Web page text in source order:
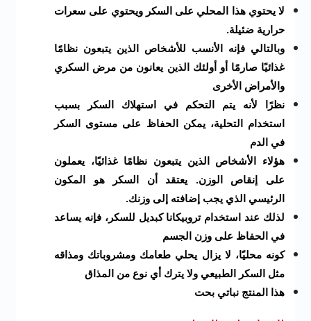
لا يحتوي هذا المحلي على السكر ويحتوي على سعرات
حرارية ضئيلة.
وبالتالي فإنه الأنسب للأشخاص الذين يتبعون نظامًا
غذائيًا صارمًا أو أولئك الذين يعانون من مرض السكري
والأمراض الأخرى
نظرًا لأنه يتم التحكم في استهلاك السكر بسبب
استخدام التحلية، يمكن الحفاظ على مستوى السكر
في الدم
هؤلاء الأشخاص الذين يتبعون نظامًا غذائيًا، يعملون
على إنقاص الوزن. يعتقد أن السكر هو المكون
الرئيسي الذي يجب إضافته إلى وزنك.
لذلك عند استخدام تروبيكانا كبديل للسكر، فإنه يساعد
في الحفاظ على وزن الجسم
كونه محليًا، لا يزال يحلي طعامك ومشروباتك ومذاقه
مثل السكر الطبيعي ولا يترك أي نوع من المذاق
هذا المنتج نباتي بحت